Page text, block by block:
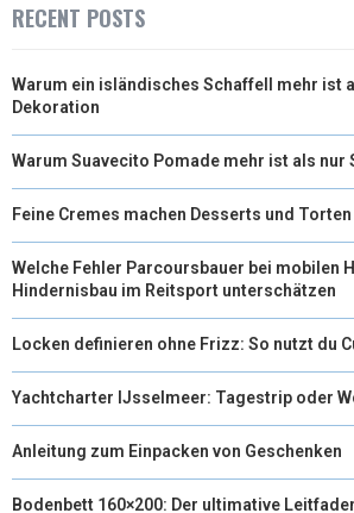
RECENT POSTS
Warum ein isländisches Schaffell mehr ist
Dekoration
Warum Suavecito Pomade mehr ist als nur
Feine Cremes machen Desserts und
Welche Fehler Parcoursbauer bei mobilen
Hindernisbau im Reitsport unterschätzen
Locken definieren ohne Frizz: So nutzt du
Yachtcharter IJsselmeer: Tagestrip oder
Anleitung zum Einpacken von Geschenken
Bodenbett 160×200: Der ultimative